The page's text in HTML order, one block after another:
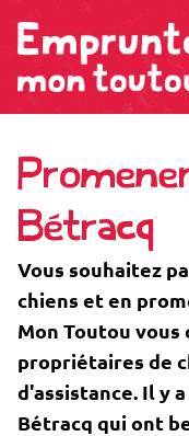
Bétracq
Vous souhaitez
chiens et en
Mon Toutou vous
propriétaires de
d'assistance. Il y
Bétracq qui ont